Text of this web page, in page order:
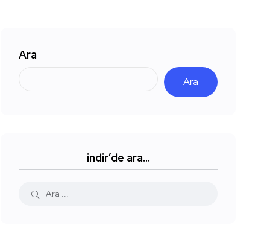
Ara
Ara
indir’de ara…